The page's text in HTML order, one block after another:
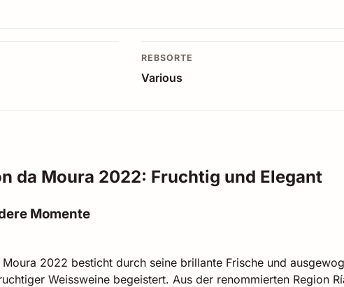
REBSORTE
Various
da Moura 2022: Fruchtig und Elegant
Momente
2022 besticht durch seine brillante Frische und
Weissweine begeistert. Aus der renommierten Region